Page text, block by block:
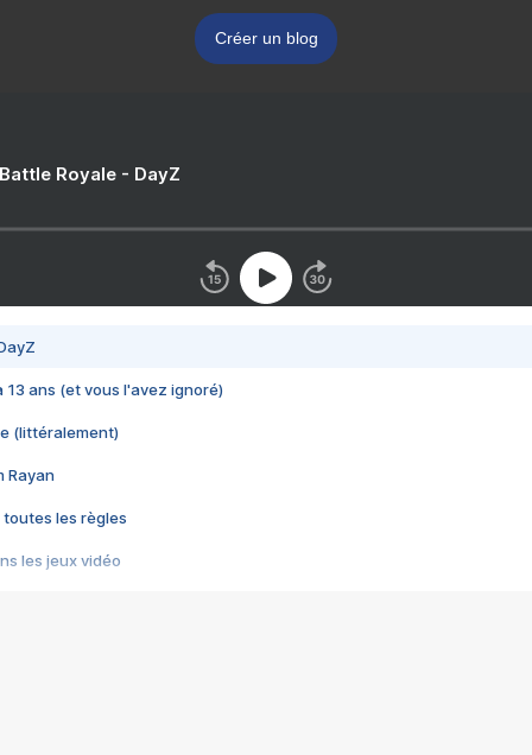
Créer un blog
Royale - DayZ
13 ans (et vous l'avez ignoré)
(littéralement)
Rayan
toutes les règles
les jeux vidéo